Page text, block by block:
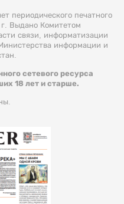
периодического печатного
Выдано Комитетом
связи, информатизации
информации и
сетевого ресурса
18 лет и старше.